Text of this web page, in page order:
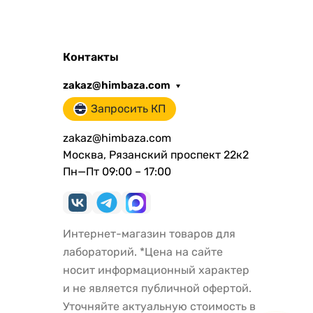
Контакты
zakaz@himbaza.com
Запросить КП
zakaz@himbaza.com
Москва, Рязанский проспект 22к2
Пн—Пт 09:00 – 17:00
Интернет-магазин товаров для
лабораторий. *Цена на сайте
носит информационный характер
и не является публичной офертой.
Уточняйте актуальную стоимость в